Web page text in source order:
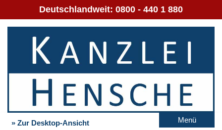
Deutschlandweit: 0800 - 440 1 880
» Zur Desktop-Ansicht Menü